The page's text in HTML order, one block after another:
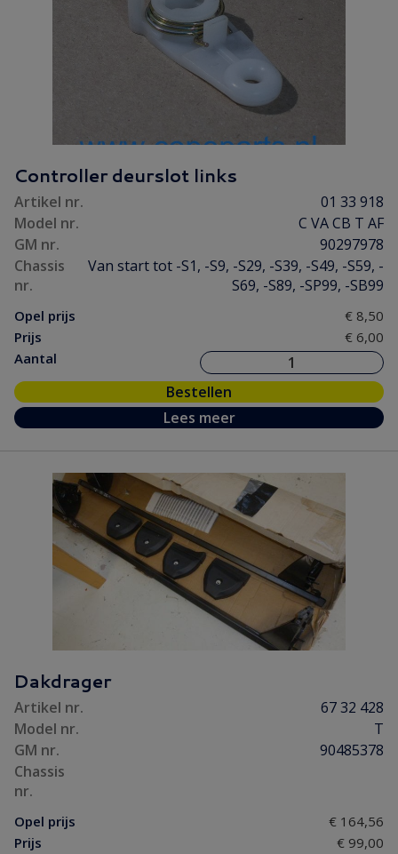
Controller deurslot links
Artikel nr.
01 33 918
Model nr.
C VA CB T AF
GM nr.
90297978
Chassis
nr.
Van start tot -S1, -S9, -S29, -S39, -S49, -S59, -
S69, -S89, -SP99, -SB99
Opel prijs
€ 8,50
Prijs
€ 6,00
Aantal
Bestellen
Lees meer
Dakdrager
Artikel nr.
67 32 428
Model nr.
T
GM nr.
90485378
Chassis
nr.
Opel prijs
€ 164,56
Prijs
€ 99,00